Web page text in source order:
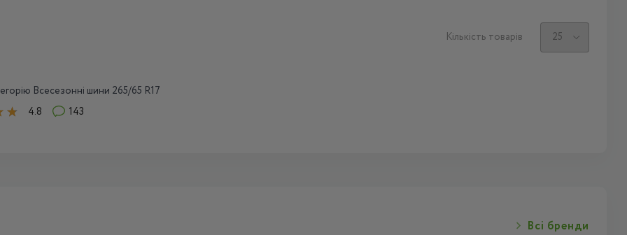
Кількість товарів
Всесезонні шини 265/65 R17
4.8
143
Всі бренди